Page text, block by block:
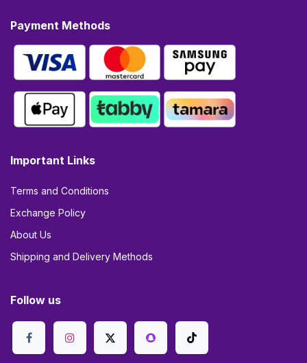
Payment Methods
Important Links
Terms and Conditions
Exchange Policy
About Us
Shipping and Delivery Methods
Follow us